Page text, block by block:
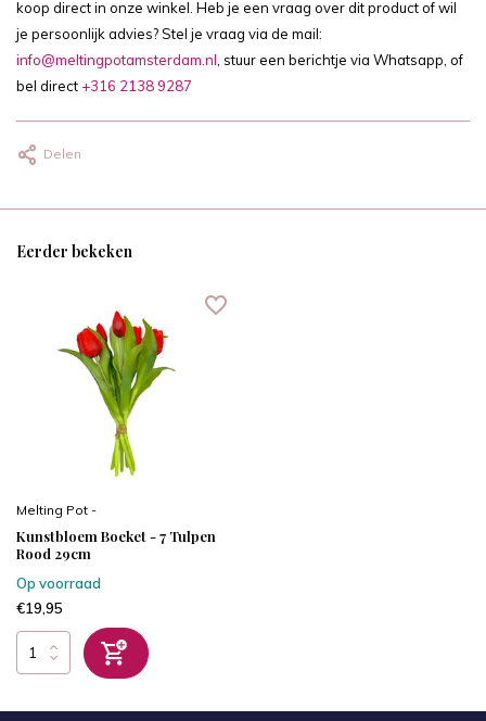
koop direct in onze winkel. Heb je een vraag over dit product of wil
je persoonlijk advies? Stel je vraag via de mail:
info@meltingpotamsterdam.nl, stuur een berichtje via Whatsapp, of
bel direct +316 2138 9287
Delen
Eerder bekeken
Melting Pot -
Kunstbloem Boeket - 7 Tulpen
Rood 29cm
Op voorraad
€19,95